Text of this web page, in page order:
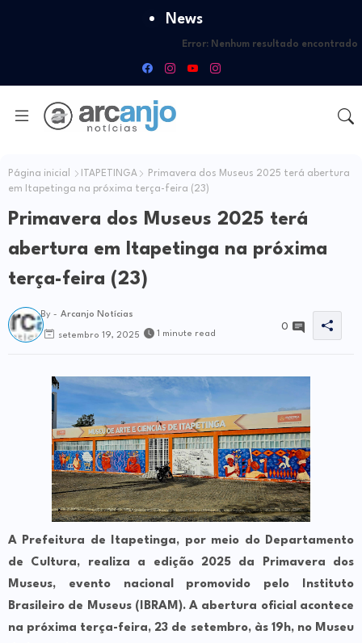
News
Error: Nenhum resultado encontrado
Página inicial ITAPETINGA
Primavera dos Museus 2025 terá abertura
em Itapetinga na próxima terça-feira (23)
Primavera dos Museus 2025 terá
abertura em Itapetinga na próxima
terça-feira (23)
By - Arcanjo Notícias
setembro 19, 2025 1 minute read
0
A Prefeitura de Itapetinga, por meio do Departamento
de Cultura, realiza a edição 2025 da Primavera dos
Museus, evento nacional promovido pelo Instituto
Brasileiro de Museus (IBRAM). A abertura oficial acontece
na próxima terça-feira, 23 de setembro, às 19h, no Museu